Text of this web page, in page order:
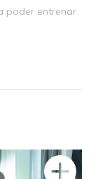
poder entrenar